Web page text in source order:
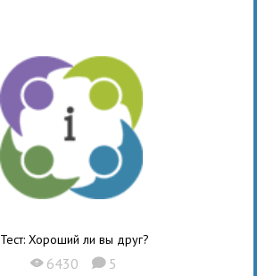
Тест: Хороший ли вы друг?
X 6430 K 5